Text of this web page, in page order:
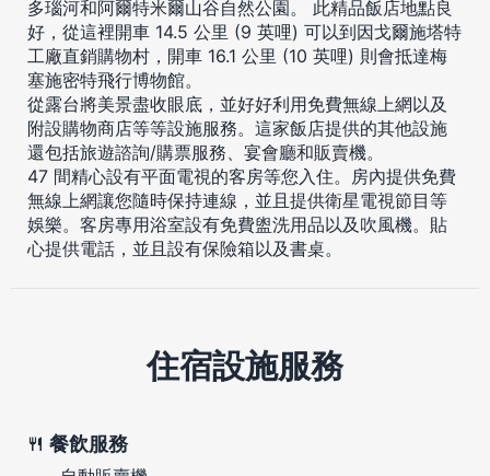
多瑙河和阿爾特米爾山谷自然公園。 此精品飯店地點良
好，從這裡開車 14.5 公里 (9 英哩) 可以到因戈爾施塔特
工廠直銷購物村，開車 16.1 公里 (10 英哩) 則會抵達梅
塞施密特飛行博物館。
從露台將美景盡收眼底，並好好利用免費無線上網以及
附設購物商店等等設施服務。這家飯店提供的其他設施
還包括旅遊諮詢/購票服務、宴會廳和販賣機。
47 間精心設有平面電視的客房等您入住。房內提供免費
無線上網讓您隨時保持連線，並且提供衛星電視節目等
娛樂。客房專用浴室設有免費盥洗用品以及吹風機。貼
心提供電話，並且設有保險箱以及書桌。
住宿設施服務
餐飲服務